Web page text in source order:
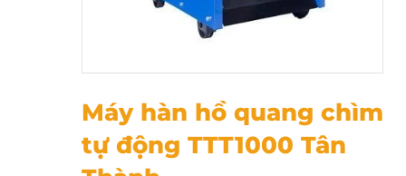
Máy hàn hồ quang chìm
tự động TTT1000 Tân